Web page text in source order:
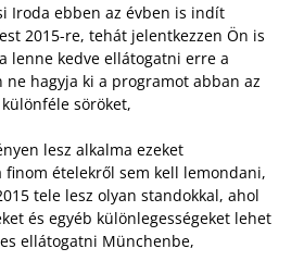
Iroda ebben az évben is indít
2015-re, tehát jelentkezzen Ön is
lenne kedve ellátogatni erre a
ne hagyja ki a programot abban az
söröket,
lesz alkalma ezeket
finom ételekről sem kell lemondani,
tele lesz olyan standokkal, ahol
és egyéb különlegességeket lehet
ellátogatni Münchenbe,